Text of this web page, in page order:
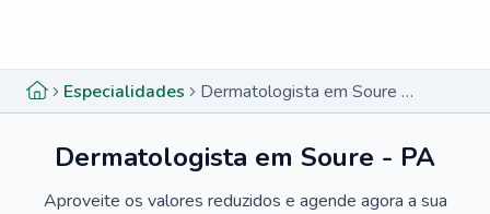
Especialidades Dermatologista em Soure - PA
Dermatologista em Soure - PA
Aproveite os valores reduzidos e agende agora a sua